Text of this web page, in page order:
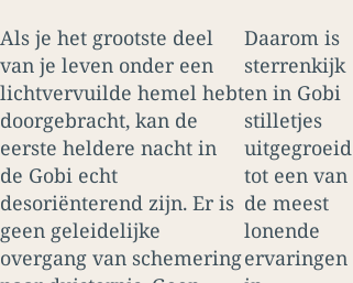
Als je het grootste deel
van je leven onder een
lichtvervuilde hemel hebt
doorgebracht, kan de
eerste heldere nacht in
de Gobi echt
desoriënterend zijn. Er is
geen geleidelijke
overgang van schemering
Daarom is
sterrenkijk
en in Gobi
stilletjes
uitgegroeid
tot een van
de meest
lonende
ervaringen